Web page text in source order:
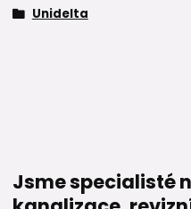
Unidelta
Jsme specialisté